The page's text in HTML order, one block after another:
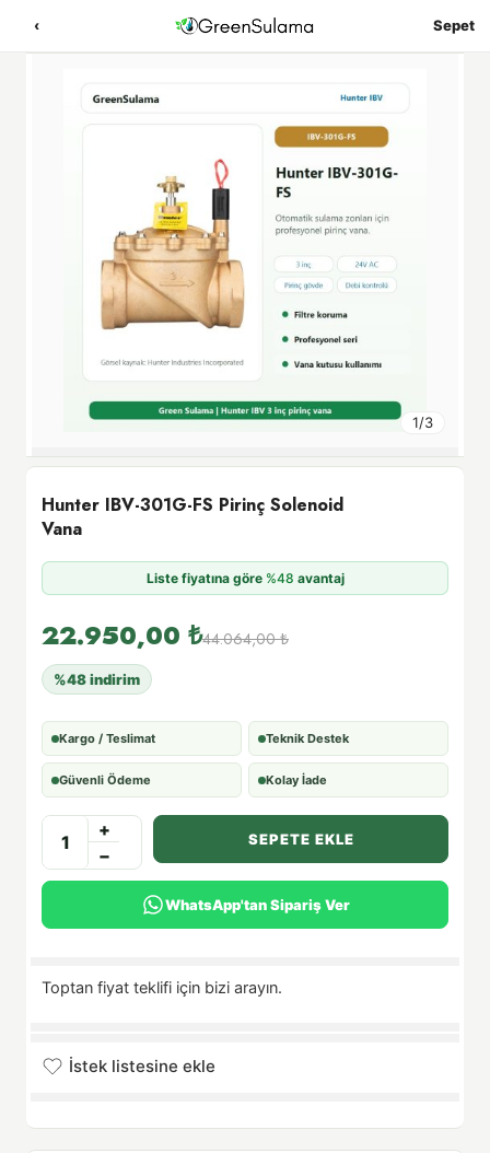
1/3
Hunter IBV-301G-FS Pirinç Solenoid
Vana
Liste fiyatına göre %48 avantaj
44.064,00₺
22.950,00 ₺
%48 indirim
Kargo / Teslimat Teknik Destek
Güvenli Ödeme Kolay İade
+
−
SEPETE EKLE
WhatsApp'tan Sipariş Ver
Toptan fiyat teklifi için bizi arayın.
İstek listesine ekle
‹ Sepet